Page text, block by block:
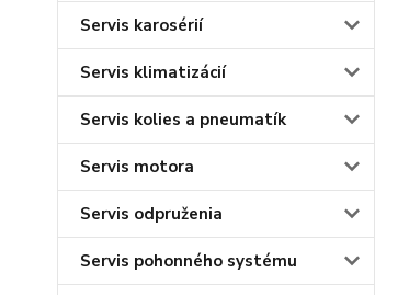
Servis karosérií
Servis klimatizácií
Servis kolies a pneumatík
Servis motora
Servis odpruženia
Servis pohonného systému